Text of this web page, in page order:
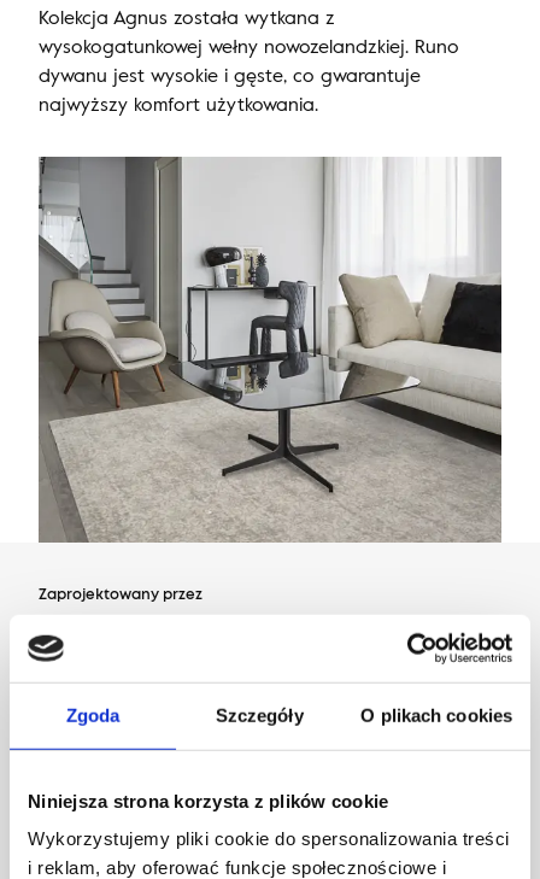
Zgoda Szczegóły O plikach cookies
Niniejsza strona korzysta z plików cookie
Wykorzystujemy pliki cookie do spersonalizowania treści
i reklam, aby oferować funkcje społecznościowe i
Kolekcja Agnus została wytkana z
wysokogatunkowej wełny nowozelandzkiej. Runo
dywanu jest wysokie i gęste, co gwarantuje
najwyższy komfort użytkowania.
Zaprojektowany przez
Dział Wzornictwa Agnelli